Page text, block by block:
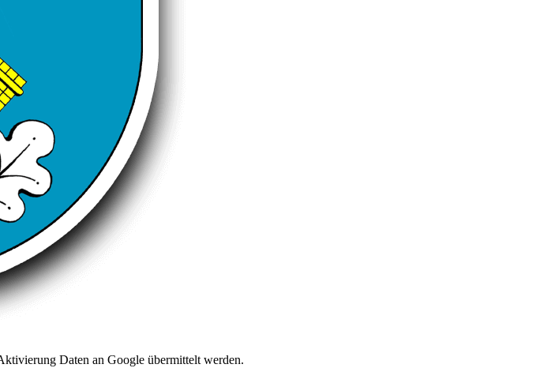
Daten an Google übermittelt werden.